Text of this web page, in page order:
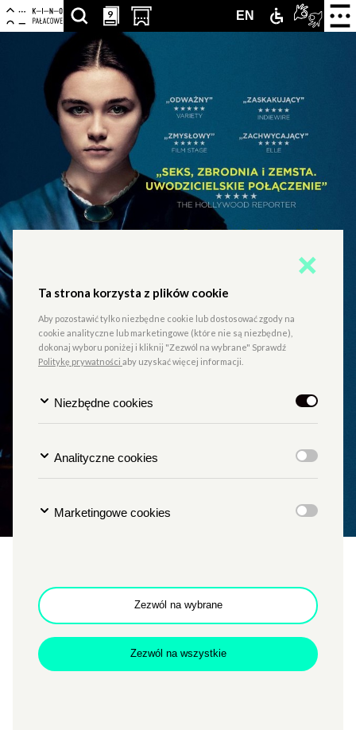
Nawigacja
SZUKAJ
ARTYKUŁÓW,
PODSTRON,
WYDARZEŃ,
LUDZI,
PARTNERÓW
PRZESCROLLUJ
SEKCJI
KALENDARZA
WYDARZEŃ
9 OTWÓRZ
STRONĘ
KUPNEM
BILETÓW
W
NOWEJ
9 ENGLISH
EN ZAMEK
menu
Centrum
Kultury
Zamek
-
strona
główna
KINO PAŁACOWE
Ta strona korzysta z plików cookie
Aby pozostawić tylko niezbędne cookie lub dostosować zgody na
cookie analityczne lub marketingowe (które nie są niezbędne),
dokonaj wyboru poniżej i kliknij "Zezwól na wybrane" Sprawdź
Politykę prywatności aby uzyskać więcej informacji.
Niezbędne cookies
Analityczne cookies
Marketingowe cookies
Zezwól na wybrane
Zezwól na wszystkie